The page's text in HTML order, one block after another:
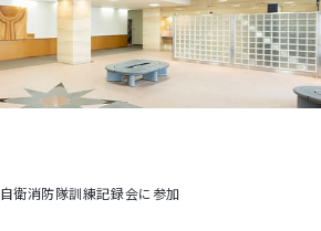
自衛消防隊訓練記録会に参加